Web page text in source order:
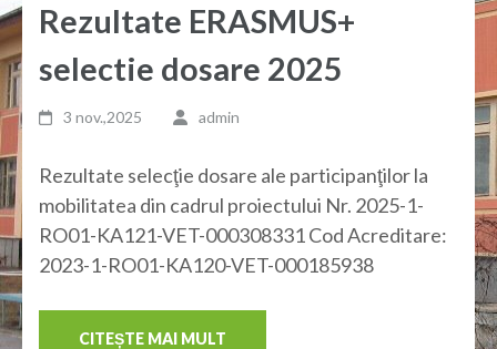
Rezultate ERASMUS+
selectie dosare 2025
3 nov.,2025 admin
Rezultate selecţie dosare ale participanţilor la
mobilitatea din cadrul proiectului Nr. 2025-1-
RO01-KA121-VET-000308331 Cod Acreditare:
2023-1-RO01-KA120-VET-000185938
CITEȘTE MAI MULT